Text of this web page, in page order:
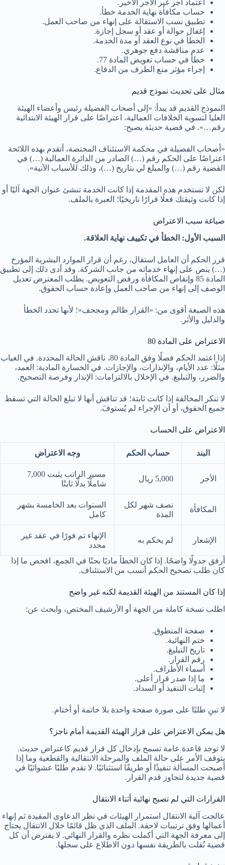
اعتماد أجر غير الأجر الأخير.
حساب مكافأة نهاية الخدمة خطأ.
تطبيق نسب الاستقالة على إنهاء من صاحب العمل.
إغفال حوالة أو عقد أو سجل إجازة.
الخطأ في نوع العقد أو مدة الخدمة.
عدم مناقشة دفع جوهري.
خطأ في حساب تعويض المادة 77.
إجراء مؤثر منع الطرف من الدفاع.
مثال على تحديث نموذج قديم
النموذج القديم قد يبدأ: «إلى أصحاب الفضيلة رئيس وأعضاء الهيئة
العليا لتسوية الخلافات العمالية، اعتراضًا على قرار الهيئة الابتدائية
رقم…». في قضية حديثة يصبح:
«أصحاب الفضيلة في محكمة الاستئناف المختصة، أتقدم بهذه اللائحة
اعتراضًا على الحكم رقم (…) الصادر من الدائرة العمالية (…) في
القضية رقم (…) والمبلغ لي بتاريخ (…)، وذلك للأسباب الآتية».
لكن لا تستخدم هذه المقدمة إذا كانت الخدمة تنشئ عنوان الجهة آليًا أو
إذا كانت وثيقتك فعلًا قرارًا تاريخيًا؛ العبرة بالملف.
صياغة سبب الاعتراض
السبب الأول: الخطأ في تكييف نهاية العلاقة.
قرر الحكم أن العامل استقال، رغم أن قرار الموارد البشرية المؤرخ
(…) ينص على إنهاء خدماته من جانب الشركة. وقد أدى ذلك إلى تطبيق
المادة 85 وإنقاص المكافأة ورفض التعويض. يطلب المعترض تعديل
الوصف إلى إنهاء من صاحب العمل وإعادة حساب الحقوق.
هذه الصيغة أقوى من: «القرار ظالم ومجحف»؛ لأنها تحدد الخطأ
والدليل والأثر.
الاعتراض على المادة 80
إذا اعتمد الحكم فصلًا وفق المادة 80، ناقش الحالة المحددة. في الغياب
مثلًا: عدد الأيام، والإنذارات، والإجازات. في الخسارة المادية: العمد،
والضرر، والتبليغ. في الإخلال بالالتزامات: الإنذار وفرصة التصحيح.
لا تنكر المخالفة إذا كانت ثابتة؛ قد تناقش أنها لا تبلغ الحالة التي تسقط
جميع الحقوق، أو أن الإجراء لم يُستوفَ.
الاعتراض على الحساب
البند حساب الحكم وجه الاعتراض
الأجر 5,000 ريال
مسير الراتب يثبت 7,000
شاملًا بدلًا ثابتًا
المكافأة
نصف شهر لكل
المدة
السنوات بعد الخامسة بشهر
كامل
الإشعار لم يحكم به
الإنهاء تم فورًا في عقد غير
محدد
أرفق جدولًا واضحًا. إذا كان الخطأ ماديًا بحتًا في الجمع، افحص ما إذا
كان طلب تصحيح الحكم أنسب من الاستئناف.
إذا كان المستند من الهيئة القديمة لكنه غير واضح
اطلب نسخة كاملة من الجهة أو الأرشيف المختص، وابحث عن:
صفحة المنطوق.
ختم النهائية.
تاريخ التبليغ.
رقم القرار.
أسماء الأطراف.
ما إذا صدر قرار أعلى.
إثبات التنفيذ أو السداد.
لا تبنِ طلبًا على صورة صفحة واحدة بلا خاتمة أو أختام.
هل يمكن الاعتراض على قرار الهيئة القديمة أمام ناجز؟
لا توجد قاعدة عامة تسمح بإدخال كل قرار قديم كاعتراض حديث.
يتوقف الأمر على حالة الملف والمرحلة الانتقالية والقطعية وما إذا
أصبحت المسألة تنفيذًا أو طريقًا استثنائيًا. لا تقدم طلبًا عشوائيًا في
قضية جديدة لتجاوز قدم القرار.
القرارات التي لم تصبح نهائية أثناء الانتقال
عالجت آلية الانتقال استمرار الهيئات في نظر الدعاوى المقيدة ثم إنهاء
أعمالها وفق ترتيبات لاحقة. الملف الذي ظل قائمًا خلال الانتقال يحتاج
إلى معرفة الجهة التي أكملت نظره والقرار النهائي. لا يفترض أن كل
قضية نُقلت بالطريقة نفسها دون الاطلاع على سجلها.